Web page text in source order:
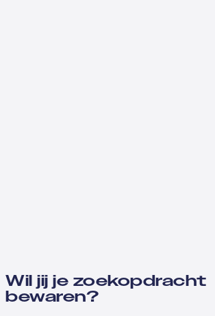
Wil jij je zoekopdracht
bewaren?